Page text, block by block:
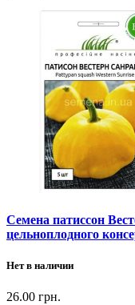
Семена патиссон
цельноплодного
Нет в наличии
26.00 грн.